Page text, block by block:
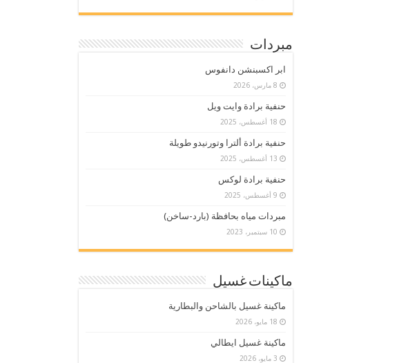
مبردات
ابر اكسبنشن دانفوس
8 مارس، 2026
حنفية برادة وايت ويل
18 أغسطس، 2025
حنفية برادة ألترا وتورنيدو طويلة
13 أغسطس، 2025
حنفية برادة لوكس
9 أغسطس، 2025
مبردات مياه بحافظة (بارد-ساخن)
10 سبتمبر، 2023
ماكينات غسيل
ماكينة غسيل بالشاحن والبطارية
18 مايو، 2026
ماكينة غسيل ايطالي
3 مايو، 2026